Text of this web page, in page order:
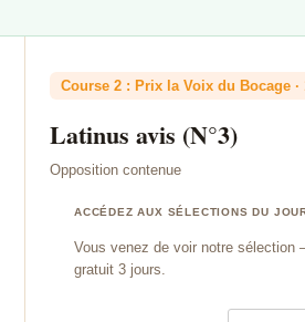
Course 2 : Prix la Voix du Bocage ·
Latinus avis (N°3)
Opposition contenue
ACCÉDEZ AUX SÉLECTIONS DU
Vous venez de voir notre sélection
gratuit 3 jours.